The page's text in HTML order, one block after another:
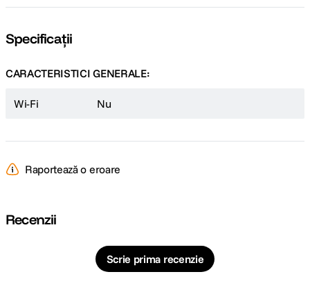
Specificații
CARACTERISTICI GENERALE:
Wi-Fi Nu
Raportează o eroare
Recenzii
Scrie prima recenzie